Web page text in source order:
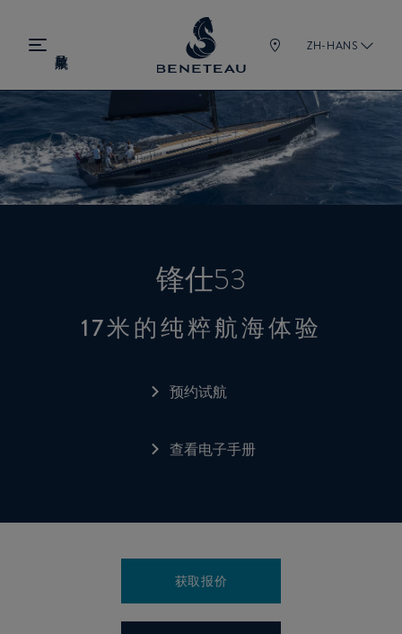
ZH-HANS
锋仕53
17米的纯粹航海体验
预约试航
查看电子手册
获取报价